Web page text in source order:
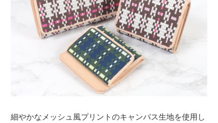
細やかなメッシュ風プリントのキャンバス生地を使用し